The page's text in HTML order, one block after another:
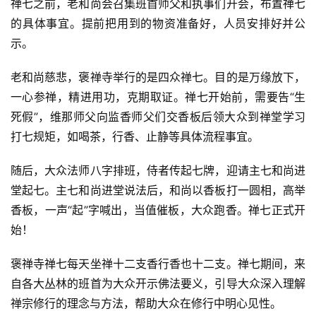
禅七之前，老和尚会召集班首师父和执事们开会，布置禅七
的具体事宜。提前把用到的物资准备好，人员安排好并公
示。
老和尚慈悲，褒禅寺举行的是四众禅七。目的是万缘放下，
一心参禅，精进用功，克期取证。禅七开始前，需要告“生
死假”，维那师父向监香师父们交香板后领大众到禅堂学习
打七规矩，如喝茶，行香、止静等具体流程事宜。
随后，大众法师八字排班，侍者传起七牌，迎请主七和尚进
堂起七。主七和尚进堂说法后，和尚以香板打一圆相，高举
香板，一声“起”字喊出，当值催板，大众跑香。禅七正式开
始！
褒禅寺禅七每天坐禅十二支香行香也十二支。禅七期间，来
自各大丛林的班首为大众开示佛法要义，引导大众深入理解
禅宗修行的理念与方法，帮助大众在修行中明心见性。